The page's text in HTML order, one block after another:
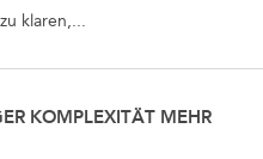
klaren,...
KOMPLEXITÄT MEHR